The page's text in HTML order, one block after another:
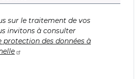
sur le traitement de vos
invitons à consulter
protection des données à